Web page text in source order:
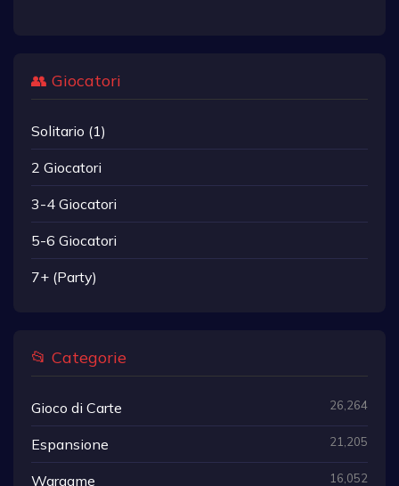
👥 Giocatori
Solitario (1)
2 Giocatori
3-4 Giocatori
5-6 Giocatori
7+ (Party)
📂 Categorie
Gioco di Carte 26,264
Espansione 21,205
Wargame 16,052